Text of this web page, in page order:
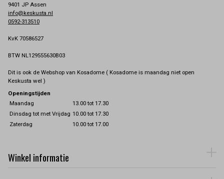
9401 JP Assen
info@keskusta.nl
0592-313510
KvK 70586527
BTW NL129555630B03
Dit is ook de Webshop van Kosadome ( Kosadome is maandag niet open
Keskusta wel )
Openingstijden
Maandag
13.00 tot 17.30
Dinsdag tot met Vrijdag 10.00 tot 17.30
Zaterdag
10.00 tot 17.00
Winkel informatie